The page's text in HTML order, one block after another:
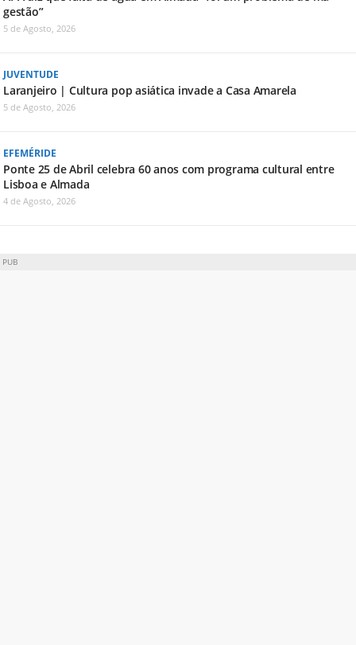
gestão”
5 de Agosto, 2026
JUVENTUDE
Laranjeiro | Cultura pop asiática invade a Casa Amarela
5 de Agosto, 2026
EFEMÉRIDE
Ponte 25 de Abril celebra 60 anos com programa cultural entre
Lisboa e Almada
4 de Agosto, 2026
PUB